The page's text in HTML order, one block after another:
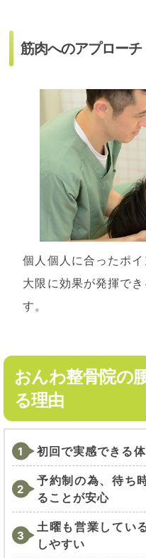
筋肉へのアプローチ
個人個人に合ったポ
大限に効果が発揮で
す。
おんわ整骨院の
る理由
初回で実感できる
予約制の為、待ち
ることが安心
土曜も営業してい
しやすい